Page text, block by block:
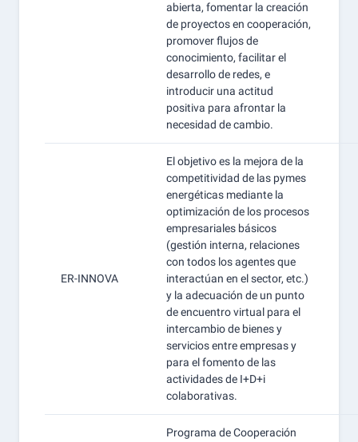
abierta, fomentar la creación
de proyectos en cooperación,
promover flujos de
conocimiento, facilitar el
desarrollo de redes, e
introducir una actitud
positiva para afrontar la
necesidad de cambio.
ER-INNOVA
El objetivo es la mejora de la
competitividad de las pymes
energéticas mediante la
optimización de los procesos
empresariales básicos
(gestión interna, relaciones
con todos los agentes que
interactúan en el sector, etc.)
y la adecuación de un punto
de encuentro virtual para el
intercambio de bienes y
servicios entre empresas y
para el fomento de las
actividades de I+D+i
colaborativas.
Programa de Cooperación